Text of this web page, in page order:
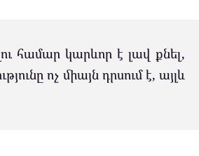
համար կարևոր է լավ քնել,
ոչ միայն դրսում է, այլև